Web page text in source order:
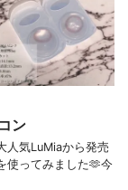
ン
人気LuMiaから発売
使ってみました🫶今